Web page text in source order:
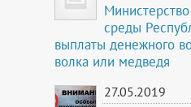
среды
выплаты денежного
волка или медведя
27.05.2019